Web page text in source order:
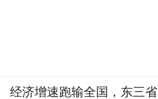
经济增速跑输全国，东三省